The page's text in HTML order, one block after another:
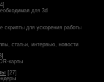
для 3d
скрипты для ускорения работы
статьи, интервью, новости
карты
[27]